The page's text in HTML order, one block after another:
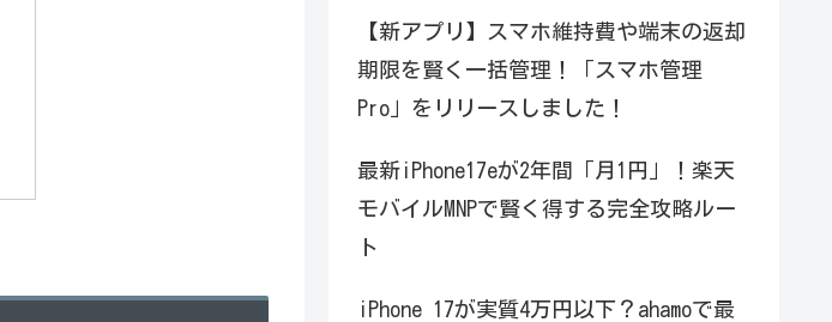
【新アプリ】スマホ維持費や端末の返却
期限を賢く一括管理！「スマホ管理
Pro」をリリースしました！
最新iPhone17eが2年間「月1円」！楽天
モバイルMNPで賢く得する完全攻略ルー
ト
iPhone 17が実質4万円以下？ahamoで最